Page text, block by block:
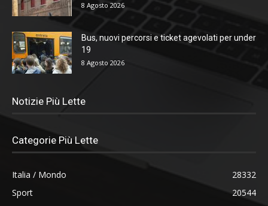
8 Agosto 2026
Bus, nuovi percorsi e ticket agevolati per under
19
8 Agosto 2026
Notizie Più Lette
Categorie Più Lette
Italia / Mondo
28332
Sport
20544